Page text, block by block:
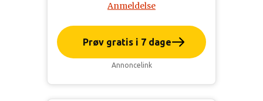
Anmeldelse
Prøv gratis i 7 dage
Annoncelink